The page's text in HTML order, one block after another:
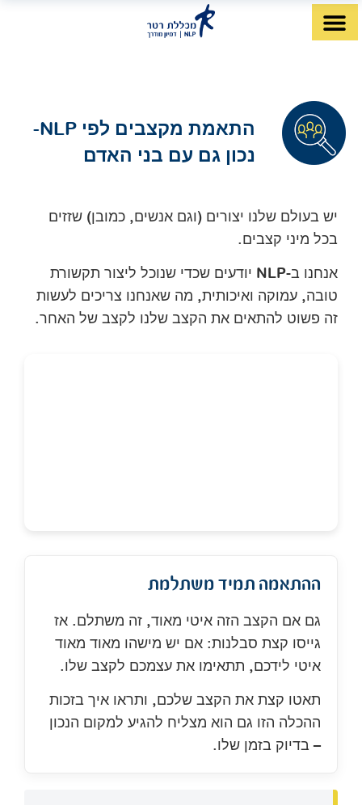
התאמת מקצבים לפי NLP-
נכון גם עם בני האדם
יש בעולם שלנו יצורים (וגם אנשים, כמובן) שזזים
בכל מיני קצבים.
אנחנו ב-NLP יודעים שכדי שנוכל ליצור תקשורת
טובה, עמוקה ואיכותית, מה שאנחנו צריכים לעשות
זה פשוט להתאים את הקצב שלנו לקצב של האחר.
ההתאמה תמיד משתלמת
גם אם הקצב הזה איטי מאוד, זה משתלם. אז
גייסו קצת סבלנות: אם יש מישהו מאוד מאוד
איטי לידכם, תתאימו את עצמכם לקצב שלו.
תאטו קצת את הקצב שלכם, ותראו איך בזכות
ההכלה הזו גם הוא מצליח להגיע למקום הנכון
– בדיוק בזמן שלו.